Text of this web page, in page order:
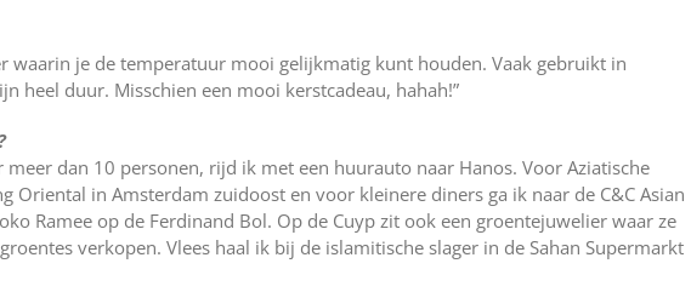
waarin je de temperatuur mooi gelijkmatig kunt houden. Vaak gebruikt in
heel duur. Misschien een mooi kerstcadeau, hahah!”
meer dan 10 personen, rijd ik met een huurauto naar Hanos. Voor Aziatische
Oriental in Amsterdam zuidoost en voor kleinere diners ga ik naar de C&C Asian
Ramee op de Ferdinand Bol. Op de Cuyp zit ook een groentejuwelier waar ze
verkopen. Vlees haal ik bij de islamitische slager in de Sahan Supermarkt